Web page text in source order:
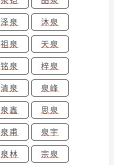
泽泉
沐泉
祖泉
天泉
铭泉
梓泉
清泉
泉峰
泉鑫
思泉
泉甫
泉宇
泉林
宗泉